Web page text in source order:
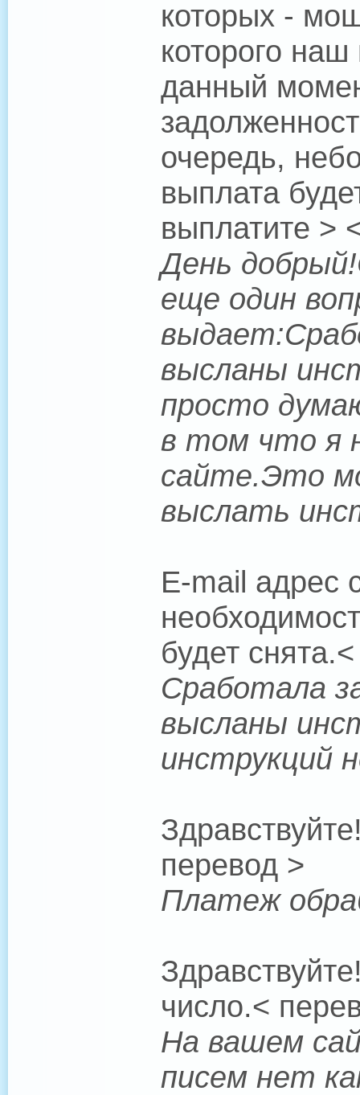
которых -
которого
данный
очередь,
выплата
выплатите >
День
еще один
высланы
просто
в том что я
сайте.Это
выслать
E-mail адрес
будет
Сработала
высланы
инструкций
перевод >
Платеж
число.<
На вашем
писем нет